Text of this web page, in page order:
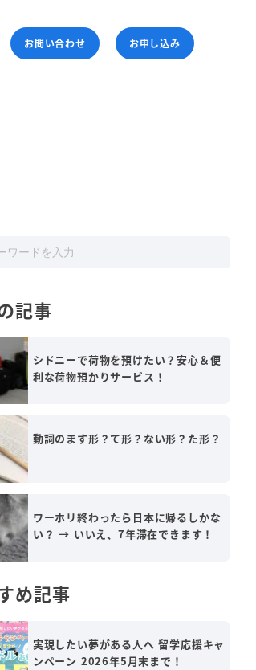
お問い合わせ お申し込み
記事
シドニーで荷物を預けたい？安心＆便
利な荷物預かりサービス！
動詞のます形？て形？ない形？た形？
ワーホリ終わったら日本に帰るしかな
い？ → いいえ、7年滞在できます！
め記事
実現したい夢がある人へ 留学応援キャ
ンペーン 2026年5月末まで！